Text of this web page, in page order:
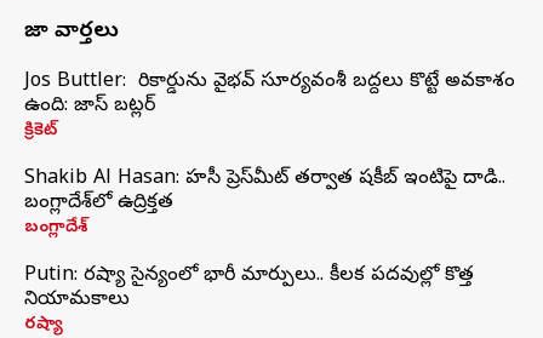
తాజా వార్తలు
Jos Buttler: నా రికార్డును వైభవ్ సూర్యవంశీ బద్దలు కొట్టే అవకాశం
ఉంది: జాస్ బట్లర్
క్రికెట్
Shakib Al Hasan: హసీనా ప్రెస్‌మీట్‌ తర్వాత షకీబ్‌ ఇంటిపై దాడి..
బంగ్లాదేశ్‌లో ఉద్రిక్తత
బంగ్లాదేశ్
Putin: రష్యా సైన్యంలో భారీ మార్పులు.. కీలక పదవుల్లో కొత్త
నియామకాలు
రష్యా